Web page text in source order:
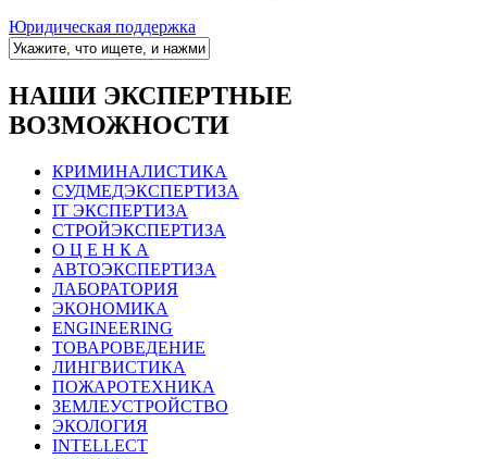
Юридическая поддержка
НАШИ ЭКСПЕРТНЫЕ
ВОЗМОЖНОСТИ
КРИМИНАЛИСТИКА
СУДМЕДЭКСПЕРТИЗА
IT ЭКСПЕРТИЗА
СТРОЙЭКСПЕРТИЗА
О Ц Е Н К А
АВТОЭКСПЕРТИЗА
ЛАБОРАТОРИЯ
ЭКОНОМИКА
ENGINEERING
ТОВАРОВЕДЕНИЕ
ЛИНГВИСТИКА
ПОЖАРОТЕХНИКА
ЗЕМЛЕУСТРОЙСТВО
ЭКОЛОГИЯ
INTELLECT